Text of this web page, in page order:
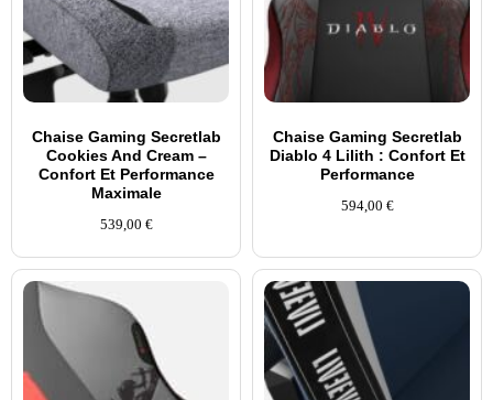
Chaise Gaming Secretlab
Cookies And Cream –
Confort Et Performance
Maximale
539,00 €
Chaise Gaming Secretlab
Diablo 4 Lilith : Confort Et
Performance
594,00 €